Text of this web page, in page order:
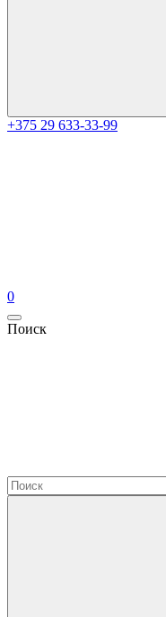
+375 29 633-33-99
0
Поиск